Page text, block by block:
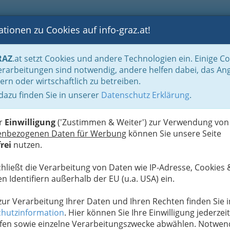
BLOGS FOTOS GASTRONOMIE BRANCHEN
zu Cookies auf info-graz.at!
.at setzt Cookies und andere Technologien ein. Einige
sind notwendig, andere helfen dabei, das
oder wirtschaftlich zu betreiben.
finden Sie in unserer Datenschutz Erklärung.
Einwilligung('Zustimmen & Weiter') zur Verwendung von
Daten für Werbung können Sie unsere Seite
nutzen.
die Verarbeitung von Daten wie IP-Adresse, Cookies
Identifiern außerhalb der EU (u.a. USA) ein.
Verarbeitung Ihrer Daten und Ihren Rechten finden Sie
. Hier können Sie Ihre Einwilligung jederzeit
sowie einzelne Verarbeitungszwecke abwählen.
des Cafés
in Venedig unter den
wurde in London unter
Café gegründet. In
um die Börse, die
Spekulanten und
das erste Kaffeehaus
Kaffeehaus im „Schütting“ am Marktplatz. Unter
der Öffentlichkeitdie Funktion der
Sphäre, durch die sich eine bürgerliche